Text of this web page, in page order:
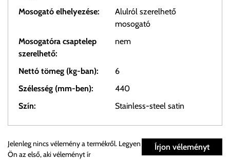
Mosogató elhelyezése:
Alulról szerelhető
mosogató
Mosogatóra csaptelep
szerelhető:
nem
Nettó tömeg (kg-ban):
6
Szélesség (mm-ben):
440
Szín:
Stainless-steel satin
Személyes átvétel:
Írjon véleményt
Jelenleg nincs vélemény a termékről. Legyen
Ön az első, aki véleményt ír